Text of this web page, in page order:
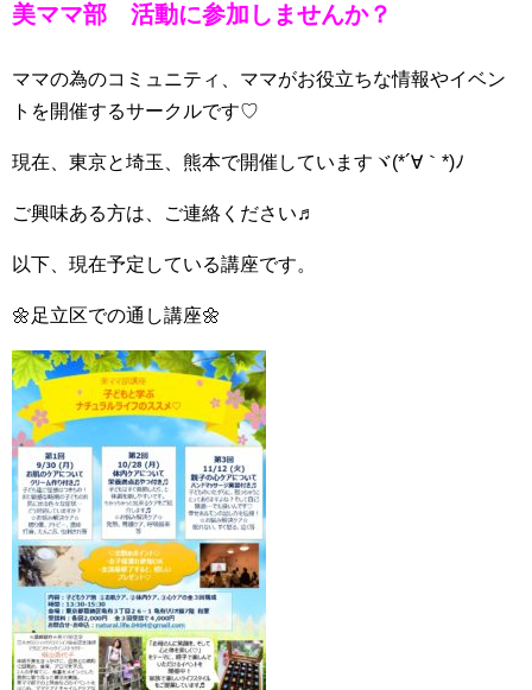
美ママ部 活動に参加しませんか？
ママの為のコミュニティ、ママがお役立ちな情報やイベン
トを開催するサークルです♡
現在、東京と埼玉、熊本で開催していますヾ(*´∀｀*)ﾉ
ご興味ある方は、ご連絡ください♬
以下、現在予定している講座です。
🌼足立区での通し講座🌼